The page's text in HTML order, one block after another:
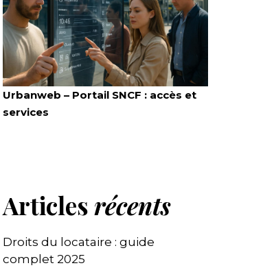
Urbanweb – Portail SNCF : accès et
services
Articles récents
Droits du locataire : guide
complet 2025